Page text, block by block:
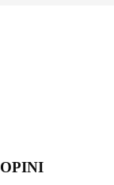
OPINI